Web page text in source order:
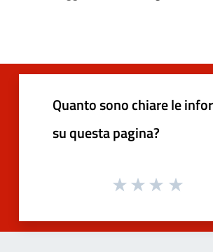
Quanto sono chiare le
su questa pagina?